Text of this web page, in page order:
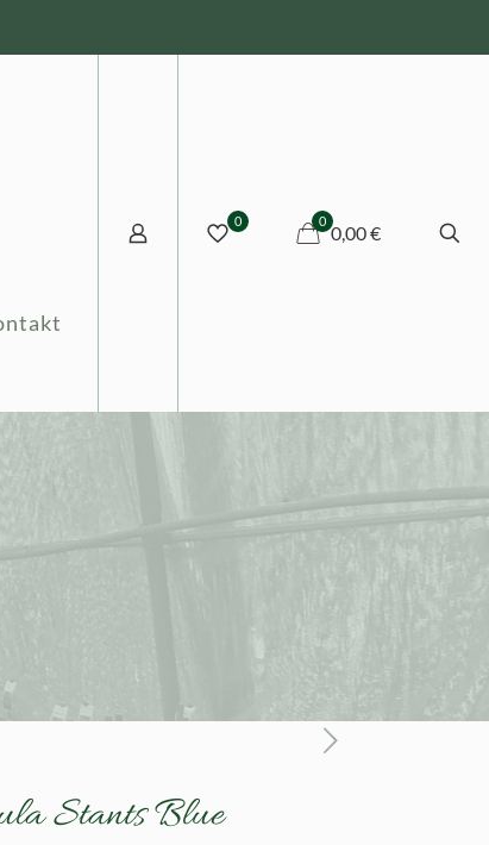
0 0
0,00 €
Stants Blue